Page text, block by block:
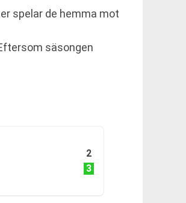
spelar de hemma mot
säsongen
2
3